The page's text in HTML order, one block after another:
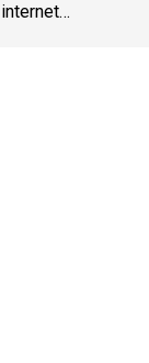
internet…